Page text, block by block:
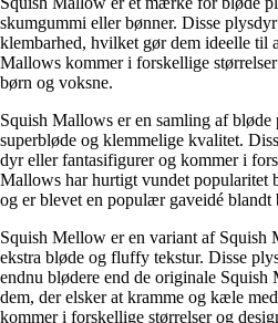
skumgummi eller bønner. Disse
klembarhed, hvilket gør dem ideelle til
Mallows kommer i forskellige
børn og voksne.
Squish Mallows er en samling af
superbløde og klemmelige kvalitet.
dyr eller fantasifigurer og kommer i
Mallows har hurtigt vundet popularitet
og er blevet en populær gaveidé blandt
Squish Mellow er en variant af Squish
ekstra bløde og fluffy tekstur. Disse
endnu blødere end de originale
dem, der elsker at kramme og kæle
kommer i forskellige størrelser og